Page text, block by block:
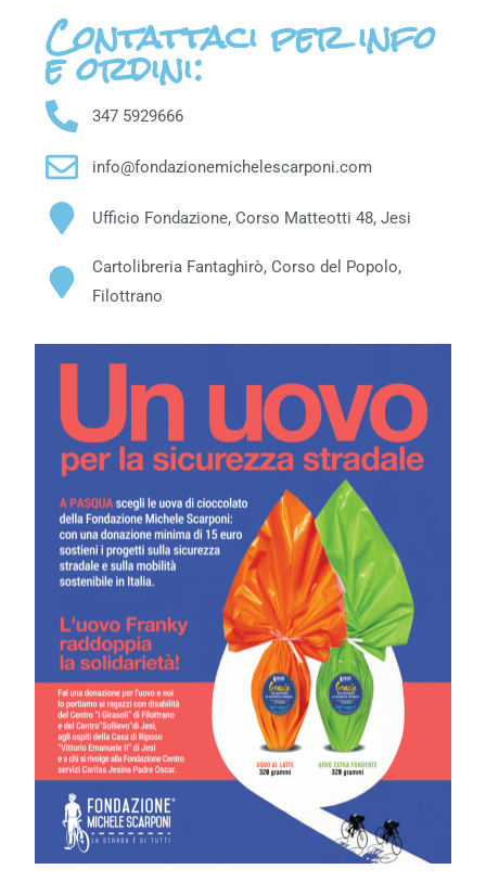
Contattaci per info
e ordini:
347 5929666
info@fondazionemichelescarponi.com
Ufficio Fondazione, Corso Matteotti 48, Jesi
Cartolibreria Fantaghirò, Corso del Popolo,
Filottrano